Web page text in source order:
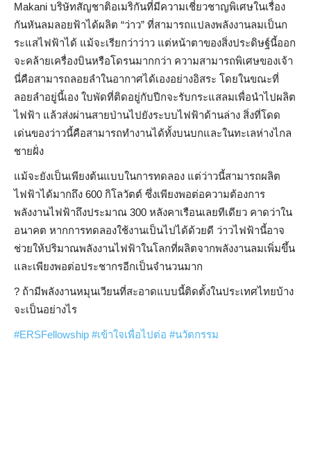
Makani บริษัทสัญชาติอเมริกันที่มีความเชี่ยวชาญพิเศษในเรื่อง
กันหันลมลอยฟ้าได้ผลิต “ว่าว” ที่สามารถแปลงพลังงานลมเป็นก
ระแสไฟฟ้าได้ แม้จะเรียกว่าว่าว แต่หน้าตาของสิ่งประดิษฐ์นี้ออก
จะคล้ายเครื่องบินหรือโดรนมากกว่า ความสามารถพิเศษของเจ้า
นี่คือสามารถลอยลำในอากาศได้เองอย่างอิสระ โดยในขณะที่
ลอยลำอยู่นี้เอง ใบพัดที่ติดอยู่กับปีกจะรับกระแสลมเพื่อนำไปผลิต
ไฟฟ้า แล้วส่งผ่านสายป่านไปยังระบบไฟฟ้าด้านล่าง สิ่งที่โดด
เด่นของว่าวนี้คือสามารถทำงานได้ทั้งบนบกและในทะเลห่างไกล
ชายฝั่ง
แม้จะยังเป็นเพียงต้นแบบในการทดลอง แต่ว่าวนี้สามารถผลิต
ไฟฟ้าได้มากถึง 600 กิโลวัตต์ ซึ่งเพียงพอต่อความต้องการ
พลังงานไฟฟ้าถึงประมาณ 300 หลังคาเรือนเลยทีเดียว คาดว่าใน
อนาคต หากการทดลองใช้งานเป็นไปได้ด้วยดี ว่าวไฟฟ้านี้อาจ
ช่วยให้ปริมาณพลังงานไฟฟ้าในโลกที่ผลิตจากพลังงานลมเพิ่มขึ้น
และเพียงพอต่อประชากรอีกเป็นจำนวนมาก
? ถ้ามีพลังงานหมุนเวียนที่สะอาดแบบนี้ติดตั้งในประเทศไทยบ้าง
จะเป็นอย่างไร
#ERSFellowship #เข้าใจเพื่อไปต่อ #นวัตกรรม